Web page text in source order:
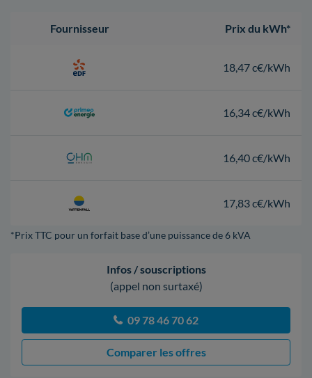
Fournisseur Prix du kWh*
18,47 c€/kWh
16,34 c€/kWh
16,40 c€/kWh
17,83 c€/kWh
*Prix TTC pour un forfait base d’une puissance de 6 kVA
Infos / souscriptions
(appel non surtaxé)
09 78 46 70 62
Comparer les offres